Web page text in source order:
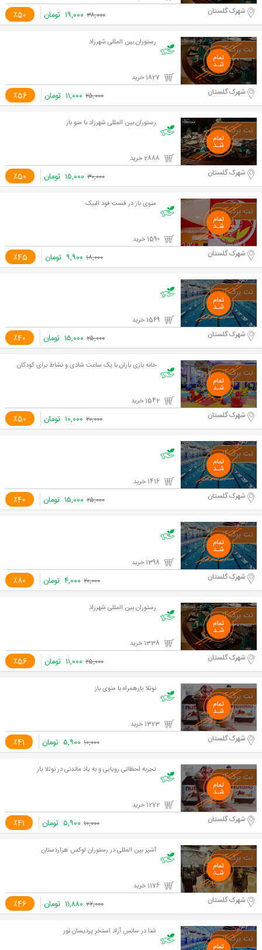
٪50 شهرک گلستان ۳۸,۰۰۰ ۱۹,۰۰۰ تومان
رستوران بین المللی شهرزاد
٪56 شهرک گلستان ۲۵,۰۰۰ ۱۱,۰۰۰ تومان
رستوران بین المللی شهرزاد با منو باز
٪50 شهرک گلستان ۳۰,۰۰۰ ۱۵,۰۰۰ تومان
منوی باز در فست فود البیک
٪45 شهرک گلستان ۱۸,۰۰۰ ۹,۹۰۰ تومان
٪40 شهرک گلستان ۲۵,۰۰۰ ۱۵,۰۰۰ تومان
خانه بازی باران با یک ساعت شادی و نشاط برای کودکان
٪50 شهرک گلستان ۲۰,۰۰۰ ۱۰,۰۰۰ تومان
٪40 شهرک گلستان ۲۵,۰۰۰ ۱۵,۰۰۰ تومان
٪80 شهرک گلستان ۲۰,۰۰۰ ۴,۰۰۰ تومان
رستوران بین المللی شهرزاد
٪56 شهرک گلستان ۲۵,۰۰۰ ۱۱,۰۰۰ تومان
نوتلا بارهمراه با منوی باز
٪41 شهرک گلستان ۱۰,۰۰۰ ۵,۹۰۰ تومان
تجربه لحظاتی رویایی و به یاد ماندنی در نوتلا بار
٪41 شهرک گلستان ۱۰,۰۰۰ ۵,۹۰۰ تومان
آشپز بین المللی در رستوران لوکس هزاردستان
٪46 شهرک گلستان ۲۲,۰۰۰ ۱۱,۸۸۰ تومان
شنا در سانس آزاد استخر پردیسان نور